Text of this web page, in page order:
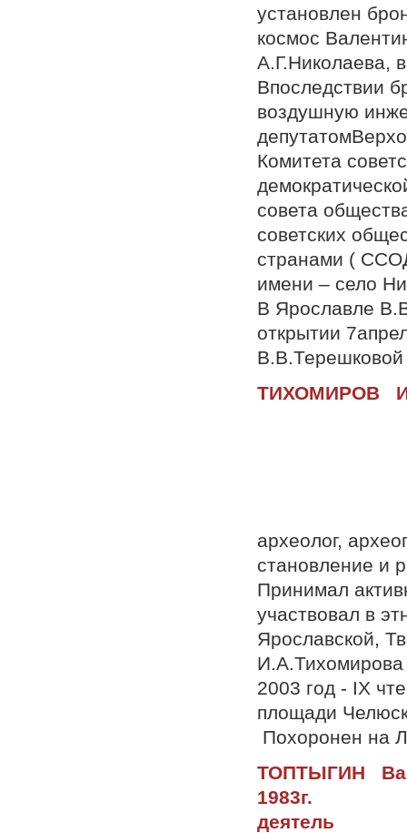
установлен
космос
А.Г.Николаева,
Впоследствии
воздушную
Комитета
совета
советских
странами (
имени – село
В Ярославле
открытии
археолог,
становление и
Принимал
участвовал в
Ярославской,
И.А.Тихомирова
2003 год - IX
площади
Похоронен на
ТОПТЫГИН